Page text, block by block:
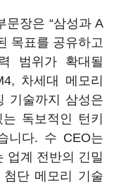
문장은 “삼성과 A
목표를 공유하고
범위가 확대될
차세대 메모리
기술까지 삼성은
독보적인 턴키
니다. 수 CEO는
업계 전반의 긴밀
첨단 메모리 기술